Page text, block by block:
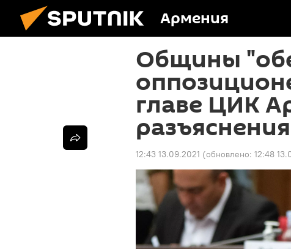
Армения
Общины
главе ЦИК
12:43 13.09.2021 (обновлено: 12:48